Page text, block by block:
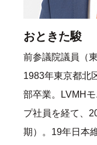
おときた駿
前参議院議員（
1983年東京都北
部卒業。LVMH
プ社員を経て、
期）。19年日本